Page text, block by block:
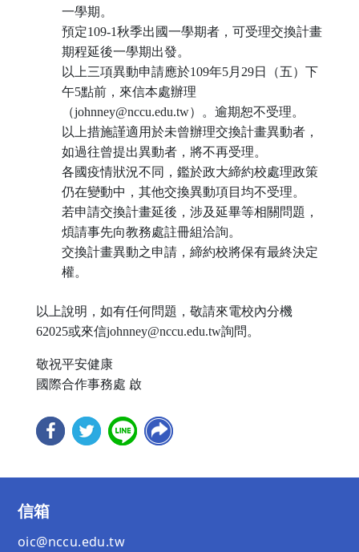
一學期。
預定109-1秋季出國一學期者，可受理交換計畫
期程延後一學期出發。
以上三項異動申請應於109年5月29日（五）下
午5點前，來信本處辦理
（johnney@nccu.edu.tw）。逾期恕不受理。
以上措施謹適用於未曾辦理交換計畫異動者，
如過往曾提出異動者，將不再受理。
各國疫情狀況不同，鑑於政大締約校處理政策
仍在變動中，其他交換異動項目均不受理。
若申請交換計畫延後，涉及延畢等相關問題，
煩請事先向教務處註冊組洽詢。
交換計畫異動之申請，締約校將保有最終決定
權。
以上說明，如有任何問題，敬請來電校內分機
62025或來信johnney@nccu.edu.tw詢問。
敬祝平安健康
國際合作事務處 啟
信箱
oic@nccu.edu.tw